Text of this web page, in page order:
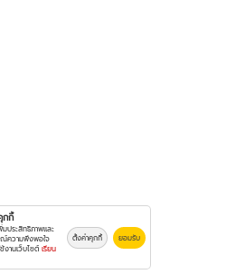
กกี้
มประสิทธิภาพและ
ณ์ความพึงพอใจ
งานเว็บไซต์ เรียน
ตั้งค่าคุกกี้ ยอมรับ